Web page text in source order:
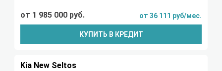
от 1 985 000 руб. от 36 111 руб/мес.
КУПИТЬ В КРЕДИТ
Kia New Seltos